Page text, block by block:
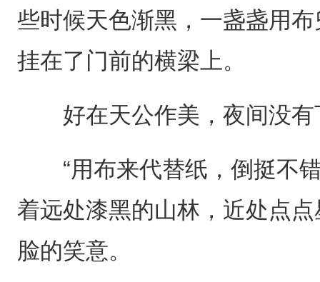
些时候天色渐黑，一盏盏用
挂在了门前的横梁上。
好在天公作美，夜间没有
“用布来代替纸，倒挺不
着远处漆黑的山林，近处点
脸的笑意。